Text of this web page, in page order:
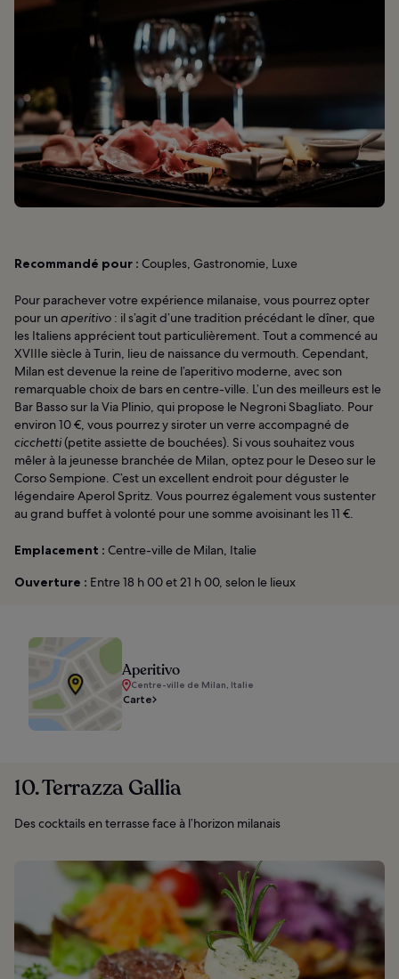
Recommandé pour : Couples, Gastronomie, Luxe
Pour parachever votre expérience milanaise, vous pourrez opter
pour unaperitivo : il s’agit d’une tradition précédant le dîner, que
les Italiens apprécient tout particulièrement. Tout a commencé au
XVIIIe siècle à Turin, lieu de naissance du vermouth. Cependant,
Milan est devenue la reine de l’aperitivo moderne, avec son
remarquable choix de bars en centre-ville. L’un des meilleurs est le
Bar Basso sur la Via Plinio, qui propose le Negroni Sbagliato. Pour
environ 10 €, vous pourrez y siroter un verre accompagné de
cicchetti(petite assiette de bouchées). Si vous souhaitez vous
mêler à la jeunesse branchée de Milan, optez pour le Deseo sur le
Corso Sempione. C’est un excellent endroit pour déguster le
légendaire Aperol Spritz. Vous pourrez également vous sustenter
au grand buffet à volonté pour une somme avoisinant les 11 €.
Emplacement : Centre-ville de Milan, Italie
Ouverture : Entre 18 h 00 et 21 h 00, selon le lieux
Aperitivo
Centre-ville de Milan, Italie
Carte
10. Terrazza Gallia
Des cocktails en terrasse face à l’horizon milanais